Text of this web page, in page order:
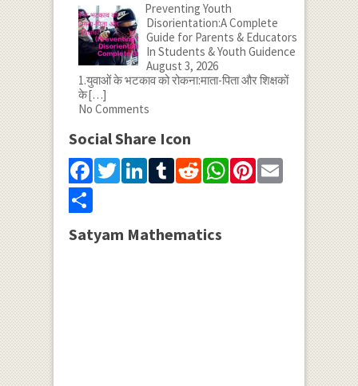
Preventing Youth
Disorientation:A Complete
Guide for Parents & Educators
In Students & Youth Guidence
August 3, 2026
1.युवाओं के भटकाव को रोकना:माता-पिता और शिक्षकों
के[…]
No Comments
Social Share Icon
Facebook
Twitter
LinkedIn
Tumblr
Reddit
WhatsApp
Pinterest
Email
Share
Satyam Mathematics